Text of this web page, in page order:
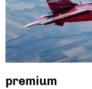
premium